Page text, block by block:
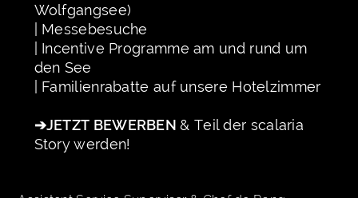
Wolfgangsee)
| Messebesuche
| Incentive Programme am und rund um
den See
| Familienrabatte auf unsere Hotelzimmer
➔JETZT BEWERBEN& Teil der scalaria
Story werden!